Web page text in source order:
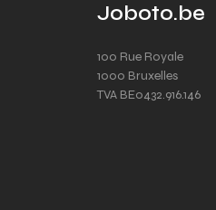
Joboto.be
100 Rue Royale
1000 Bruxelles
TVA BE0432.916.146